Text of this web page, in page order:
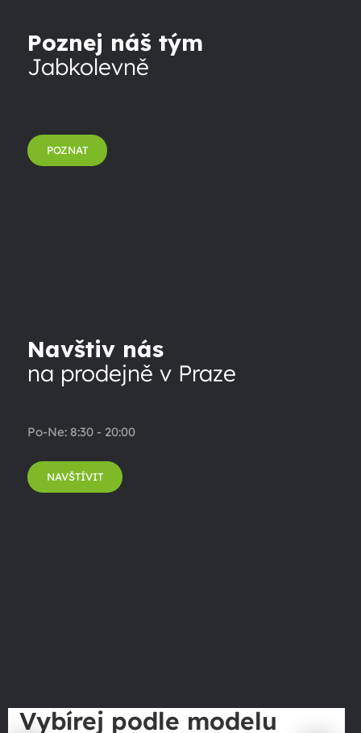
Poznej náš tým
Jabkolevně
POZNAT
Navštiv nás
na prodejně v Praze
Po-Ne: 8:30 - 20:00
NAVŠTÍVIT
Vybírej podle modelu